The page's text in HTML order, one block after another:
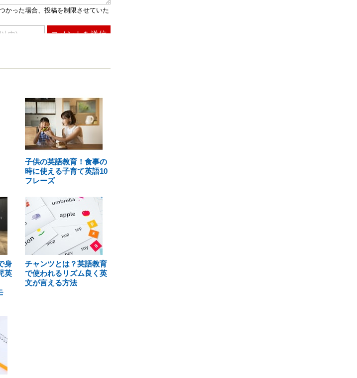
子供の英語教育！食事の
時に使える子育て英語10
フレーズ
身
英
チャンツとは？英語教育
で使われるリズム良く英
文が言える方法